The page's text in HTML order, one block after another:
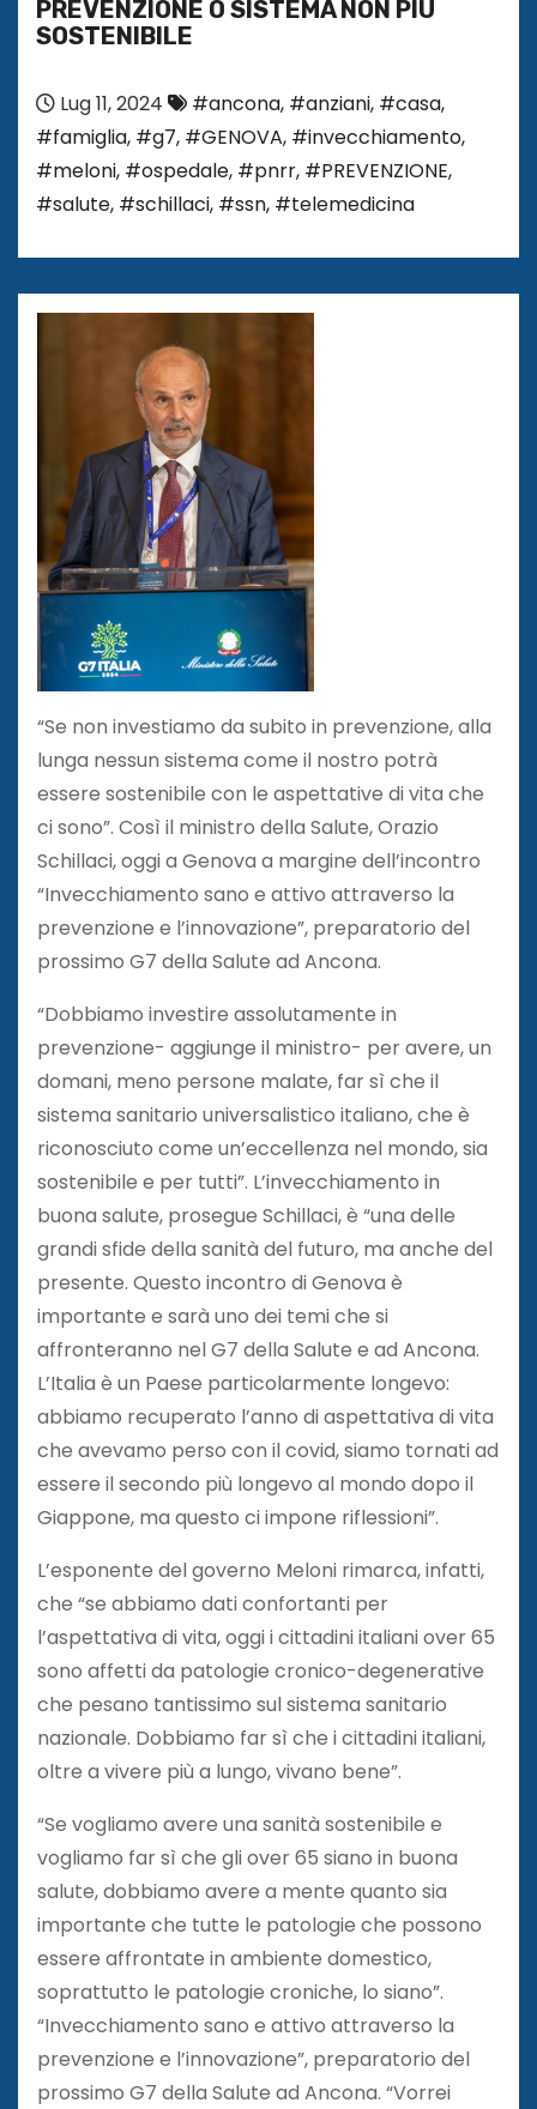
PREVENZIONE O SISTEMA NON PIÙ
SOSTENIBILE
Lug 11, 2024 #ancona, #anziani, #casa,
#famiglia, #g7, #GENOVA, #invecchiamento,
#meloni, #ospedale, #pnrr, #PREVENZIONE,
#salute, #schillaci, #ssn, #telemedicina
“Se non investiamo da subito in prevenzione, alla
lunga nessun sistema come il nostro potrà
essere sostenibile con le aspettative di vita che
ci sono”. Così il ministro della Salute, Orazio
Schillaci, oggi a Genova a margine dell’incontro
“Invecchiamento sano e attivo attraverso la
prevenzione e l’innovazione”, preparatorio del
prossimo G7 della Salute ad Ancona.
“Dobbiamo investire assolutamente in
prevenzione- aggiunge il ministro- per avere, un
domani, meno persone malate, far sì che il
sistema sanitario universalistico italiano, che è
riconosciuto come un’eccellenza nel mondo, sia
sostenibile e per tutti”. L’invecchiamento in
buona salute, prosegue Schillaci, è “una delle
grandi sfide della sanità del futuro, ma anche del
presente. Questo incontro di Genova è
importante e sarà uno dei temi che si
affronteranno nel G7 della Salute e ad Ancona.
L’Italia è un Paese particolarmente longevo:
abbiamo recuperato l’anno di aspettativa di vita
che avevamo perso con il covid, siamo tornati ad
essere il secondo più longevo al mondo dopo il
Giappone, ma questo ci impone riflessioni”.
L’esponente del governo Meloni rimarca, infatti,
che “se abbiamo dati confortanti per
l’aspettativa di vita, oggi i cittadini italiani over 65
sono affetti da patologie cronico-degenerative
che pesano tantissimo sul sistema sanitario
nazionale. Dobbiamo far sì che i cittadini italiani,
oltre a vivere più a lungo, vivano bene”.
“Se vogliamo avere una sanità sostenibile e
vogliamo far sì che gli over 65 siano in buona
salute, dobbiamo avere a mente quanto sia
importante che tutte le patologie che possono
essere affrontate in ambiente domestico,
soprattutto le patologie croniche, lo siano”.
“Invecchiamento sano e attivo attraverso la
prevenzione e l’innovazione”, preparatorio del
prossimo G7 della Salute ad Ancona. “Vorrei